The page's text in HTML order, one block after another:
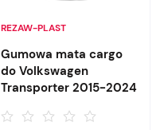
REZAW-PLAST
Gumowa mata cargo
do Volkswagen
Transporter 2015-2024